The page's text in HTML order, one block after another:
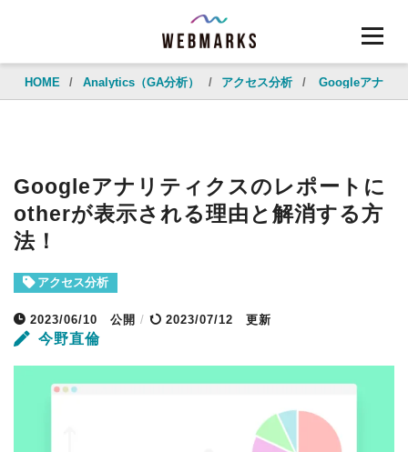
HOME / Analytics（GA分析） / アクセス分析 / Googleアナリ
Googleアナリティクスのレポートに
otherが表示される理由と解消する方
法！
アクセス分析
2023/06/10 公開 / 2023/07/12 更新
今野直倫